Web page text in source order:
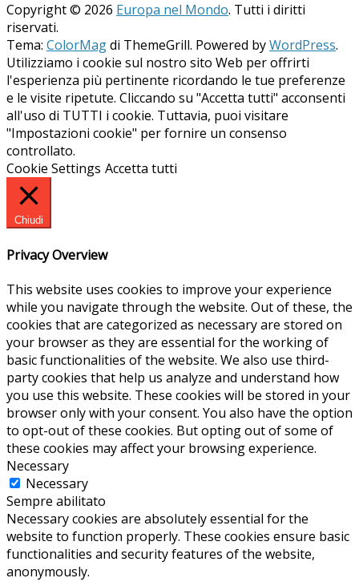
Copyright © 2026 Europa nel Mondo. Tutti i diritti
riservati.
Tema: ColorMagdi ThemeGrill. Powered byWordPress.
Utilizziamo i cookie sul nostro sito Web per offrirti
l'esperienza più pertinente ricordando le tue preferenze
e le visite ripetute. Cliccando su "Accetta tutti" acconsenti
all'uso di TUTTI i cookie. Tuttavia, puoi visitare
"Impostazioni cookie" per fornire un consenso
controllato.
Cookie Settings Accetta tutti
Chiudi
Privacy Overview
This website uses cookies to improve your experience
while you navigate through the website. Out of these, the
cookies that are categorized as necessary are stored on
your browser as they are essential for the working of
basic functionalities of the website. We also use third-
party cookies that help us analyze and understand how
you use this website. These cookies will be stored in your
browser only with your consent. You also have the option
to opt-out of these cookies. But opting out of some of
these cookies may affect your browsing experience.
Necessary
Necessary
Sempre abilitato
Necessary cookies are absolutely essential for the
website to function properly. These cookies ensure basic
functionalities and security features of the website,
anonymously.